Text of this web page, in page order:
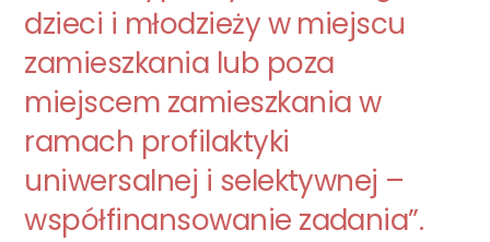
dzieci i młodzieży w miejscu
zamieszkania lub poza
miejscem zamieszkania w
ramach profilaktyki
uniwersalnej i selektywnej –
współfinansowanie zadania”.